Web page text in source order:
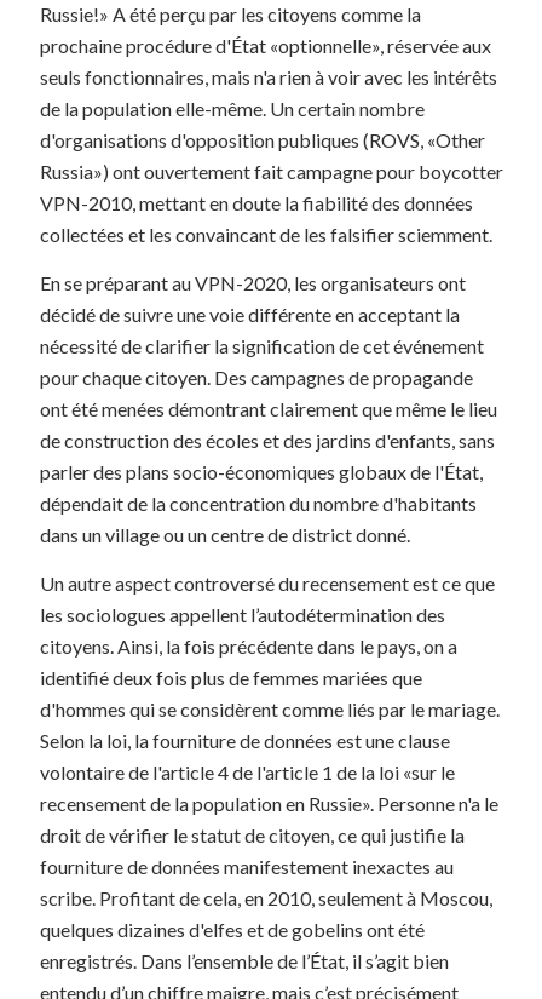
Russie!» A été perçu par les citoyens comme la
prochaine procédure d'État «optionnelle», réservée aux
seuls fonctionnaires, mais n'a rien à voir avec les intérêts
de la population elle-même. Un certain nombre
d'organisations d'opposition publiques (ROVS, «Other
Russia») ont ouvertement fait campagne pour boycotter
VPN-2010, mettant en doute la fiabilité des données
collectées et les convaincant de les falsifier sciemment.
En se préparant au VPN-2020, les organisateurs ont
décidé de suivre une voie différente en acceptant la
nécessité de clarifier la signification de cet événement
pour chaque citoyen. Des campagnes de propagande
ont été menées démontrant clairement que même le lieu
de construction des écoles et des jardins d'enfants, sans
parler des plans socio-économiques globaux de l'État,
dépendait de la concentration du nombre d'habitants
dans un village ou un centre de district donné.
Un autre aspect controversé du recensement est ce que
les sociologues appellent l’autodétermination des
citoyens. Ainsi, la fois précédente dans le pays, on a
identifié deux fois plus de femmes mariées que
d'hommes qui se considèrent comme liés par le mariage.
Selon la loi, la fourniture de données est une clause
volontaire de l'article 4 de l'article 1 de la loi «sur le
recensement de la population en Russie». Personne n'a le
droit de vérifier le statut de citoyen, ce qui justifie la
fourniture de données manifestement inexactes au
scribe. Profitant de cela, en 2010, seulement à Moscou,
quelques dizaines d'elfes et de gobelins ont été
enregistrés. Dans l’ensemble de l’État, il s’agit bien
entendu d’un chiffre maigre, mais c’est précisément